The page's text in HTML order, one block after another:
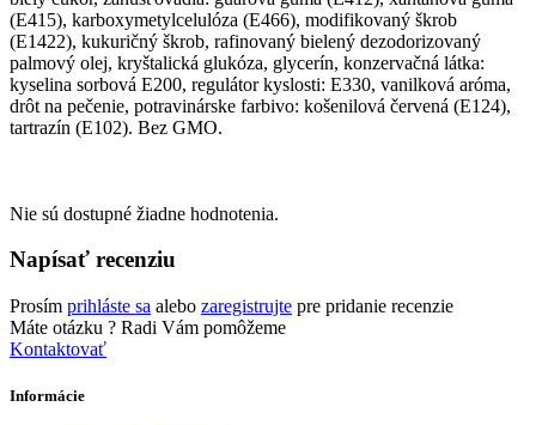
(E415), karboxymetylcelulóza (E466), modifikovaný škrob
(E1422), kukuričný škrob, rafinovaný bielený dezodorizovaný
palmový olej, kryštalická glukóza, glycerín, konzervačná látka:
kyselina sorbová E200, regulátor kyslosti: E330, vanilková aróma,
drôt na pečenie, potravinárske farbivo: košenilová červená (E124),
tartrazín (E102). Bez GMO.
Nie sú dostupné žiadne hodnotenia.
Napísať recenziu
Prosím prihláste sa alebo zaregistrujte pre pridanie recenzie
Máte otázku ? Radi Vám pomôžeme
Kontaktovať
Informácie